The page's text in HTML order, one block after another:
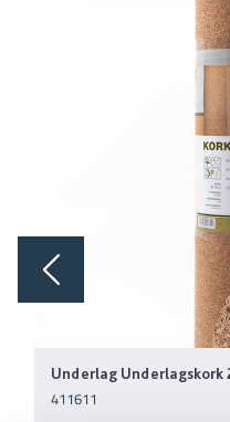
Underlag Underlagskork
411611